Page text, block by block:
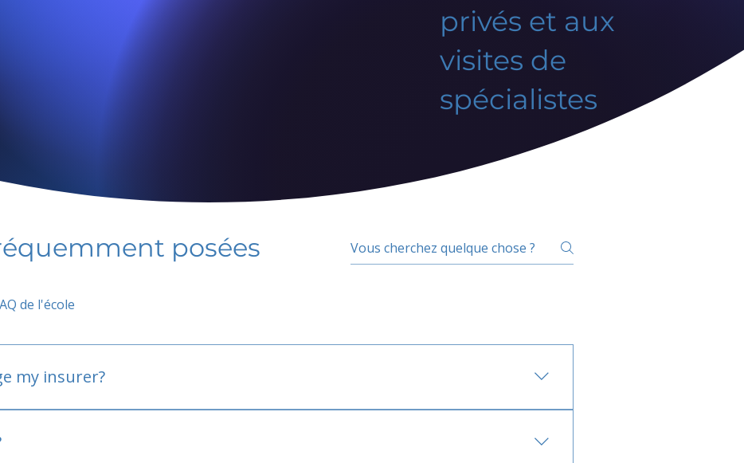
privés et aux
visites de
spécialistes
posées
de l'école
my insurer?